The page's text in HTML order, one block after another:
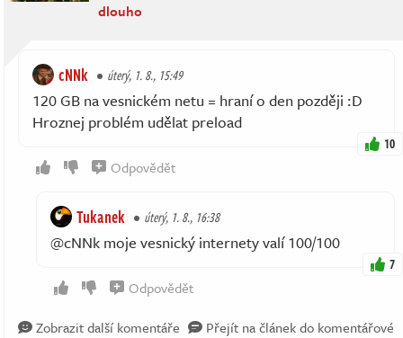
dlouho
cNNk úterý, 1. 8., 15:49
120 GB na vesnickém netu = hraní o den později :D
Hroznej problém udělat preload
10
Odpovědět
Tukanek úterý, 1. 8., 16:38
@cNNk moje vesnický internety valí 100/100
7
Odpovědět
Zobrazit další komentáře
Přejít na článek do komentářové